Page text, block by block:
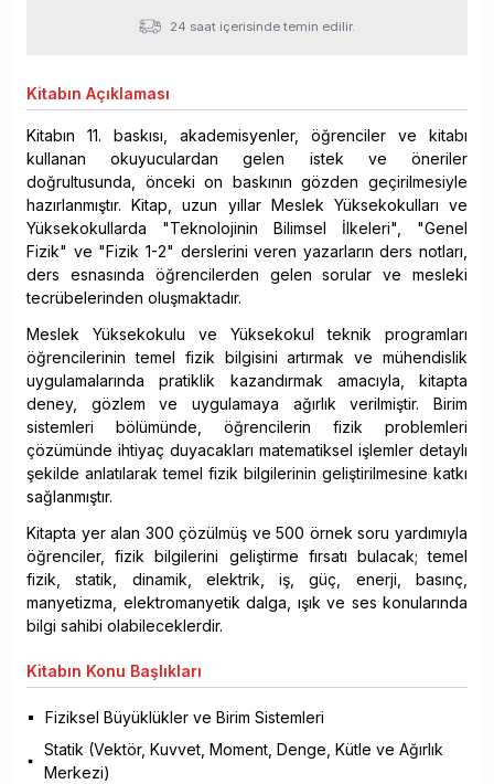
24 saat içerisinde temin edilir.
Kitabın Açıklaması
Kitabın 11. baskısı, akademisyenler, öğrenciler ve kitabı
kullanan okuyuculardan gelen istek ve öneriler
doğrultusunda, önceki on baskının gözden geçirilmesiyle
hazırlanmıştır. Kitap, uzun yıllar Meslek Yüksekokulları ve
Yüksekokullarda "Teknolojinin Bilimsel İlkeleri", "Genel
Fizik" ve "Fizik 1-2" derslerini veren yazarların ders notları,
ders esnasında öğrencilerden gelen sorular ve mesleki
tecrübelerinden oluşmaktadır.
Meslek Yüksekokulu ve Yüksekokul teknik programları
öğrencilerinin temel fizik bilgisini artırmak ve mühendislik
uygulamalarında pratiklik kazandırmak amacıyla, kitapta
deney, gözlem ve uygulamaya ağırlık verilmiştir. Birim
sistemleri bölümünde, öğrencilerin fizik problemleri
çözümünde ihtiyaç duyacakları matematiksel işlemler detaylı
şekilde anlatılarak temel fizik bilgilerinin geliştirilmesine katkı
sağlanmıştır.
Kitapta yer alan 300 çözülmüş ve 500 örnek soru yardımıyla
öğrenciler, fizik bilgilerini geliştirme fırsatı bulacak; temel
fizik, statik, dinamik, elektrik, iş, güç, enerji, basınç,
manyetizma, elektromanyetik dalga, ışık ve ses konularında
bilgi sahibi olabileceklerdir.
Kitabın Konu Başlıkları
Fiziksel Büyüklükler ve Birim Sistemleri
Statik (Vektör, Kuvvet, Moment, Denge, Kütle ve Ağırlık
Merkezi)